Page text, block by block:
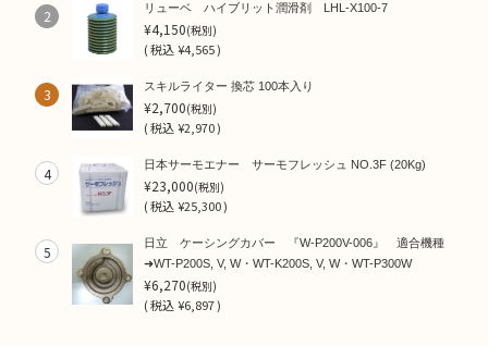
2 リューベ ハイブリット潤滑剤 LHL-X100-7
¥4,150(税別)
(税込¥4,565 )
3 スキルライター 換芯 100本入り
¥2,700(税別)
(税込¥2,970 )
4 日本サーモエナー サーモフレッシュ NO.3F (20Kg)
¥23,000(税別)
(税込¥25,300 )
5
日立 ケーシングカバー 『W-P200V-006』 適合機種
➜WT-P200S, V, W・WT-K200S, V, W・WT-P300W
¥6,270(税別)
(税込¥6,897 )